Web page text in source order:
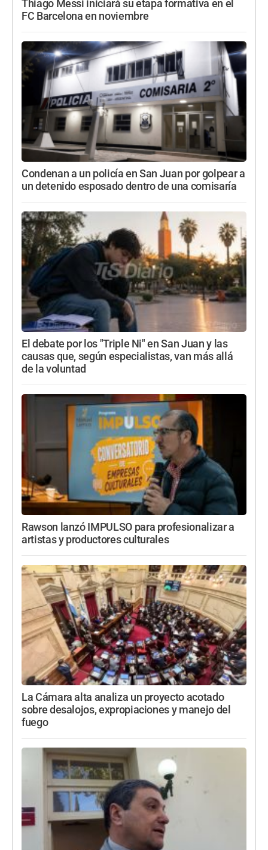
Thiago Messi iniciará su etapa formativa en el
FC Barcelona en noviembre
Condenan a un policía en San Juan por golpear a
un detenido esposado dentro de una comisaría
El debate por los "Triple Ni" en San Juan y las
causas que, según especialistas, van más allá
de la voluntad
Rawson lanzó IMPULSO para profesionalizar a
artistas y productores culturales
La Cámara alta analiza un proyecto acotado
sobre desalojos, expropiaciones y manejo del
fuego